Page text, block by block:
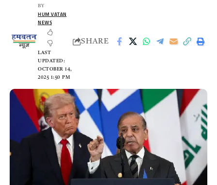
LAST
UPDATED:
OCTOBER 14,
2025 1:50 PM
BY
HUM VATAN
NEWS
SHARE